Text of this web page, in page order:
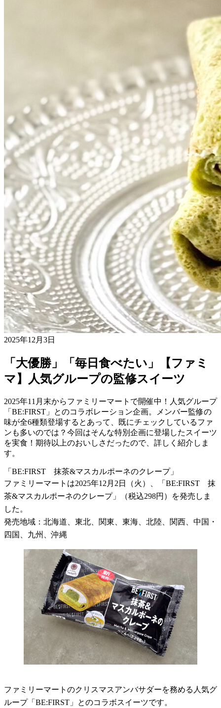
2025年12月3日
「大優勝」「毎日食べたい」【ファミ
マ】人気グループの監修スイーツ
2025年11月末からファミリーマートで開催中！人気グループ
「BE:FIRST」とのコラボレーション企画。メンバー監修の
味が全6種類登場するとあって、既にチェックしているファ
ンも多いのでは？今回はそんな特別企画に登場したスイーツ
を実食！期待以上のおいしさだったので、詳しく紹介しま
す。
「BE:FIRST 抹茶&マスカルポーネのクレープ」
ファミリーマートは2025年12月2日（火）、「BE:FIRST 抹
茶&マスカルポーネのクレープ」（税込298円）を発売しま
した。
発売地域：北海道、東北、関東、東海、北陸、関西、中国・
四国、九州、沖縄
ファミリーマートのクリスマスアンバサダーを務める人気グ
ループ「BE:FIRST」とのコラボスイーツです。